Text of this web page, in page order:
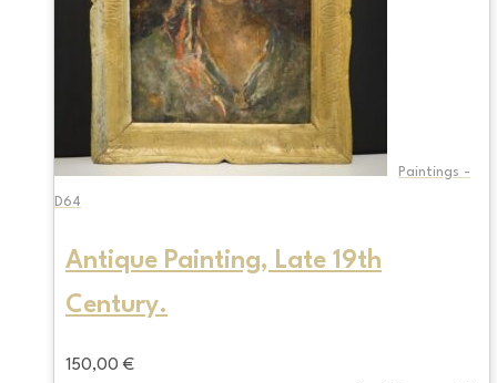
Paintings -
D64
Antique Painting, Late 19th
Century.
150,00 €